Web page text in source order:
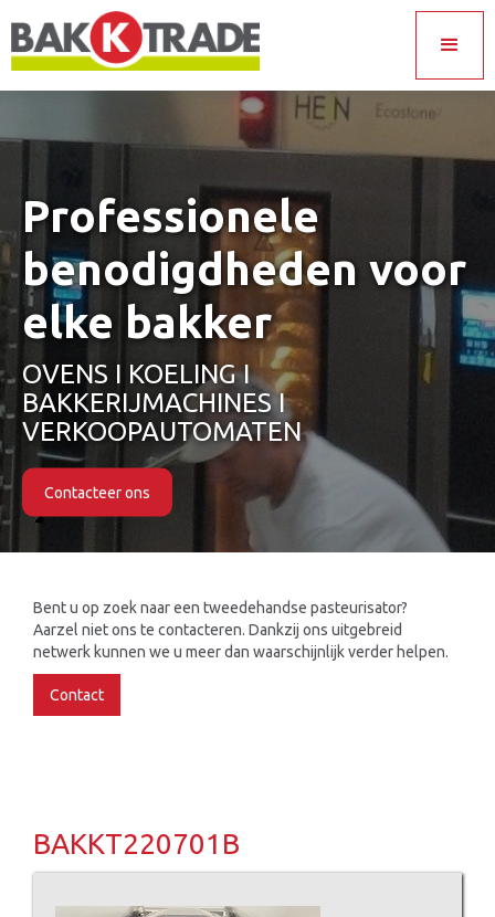
Professionele
benodigdheden voor
elke bakker
OVENS I KOELING I
BAKKERIJMACHINES I
VERKOOPAUTOMATEN
Contacteer ons
Bent u op zoek naar een tweedehandse pasteurisator?
Aarzel niet ons te contacteren. Dankzij ons uitgebreid
netwerk kunnen we u meer dan waarschijnlijk verder helpen.
Contact
BAKKT220701B